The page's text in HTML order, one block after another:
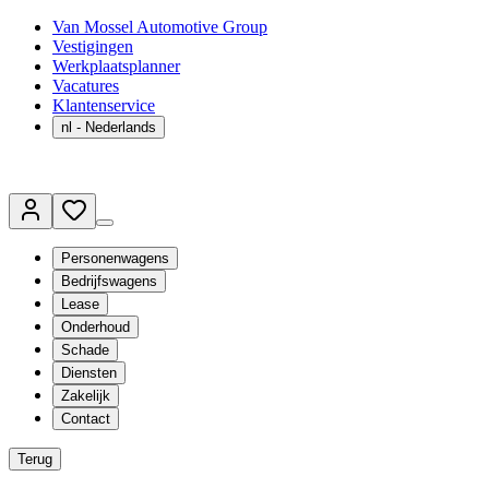
Van Mossel Automotive Group
Vestigingen
Werkplaatsplanner
Vacatures
Klantenservice
nl - Nederlands
Personenwagens
Bedrijfswagens
Lease
Onderhoud
Schade
Diensten
Zakelijk
Contact
Terug